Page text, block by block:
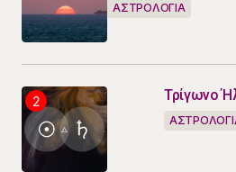
ΑΣΤΡΟΛΟΓΙΑ
Τρίγωνο